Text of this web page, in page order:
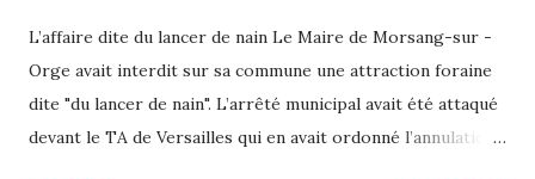
L’affaire dite du lancer de nain Le Maire de Morsang-sur -
Orge avait interdit sur sa commune une attraction foraine
dite "du lancer de nain". L’arrêté municipal avait été attaqué
devant le TA de Versailles qui en avait ordonné l’annulation.